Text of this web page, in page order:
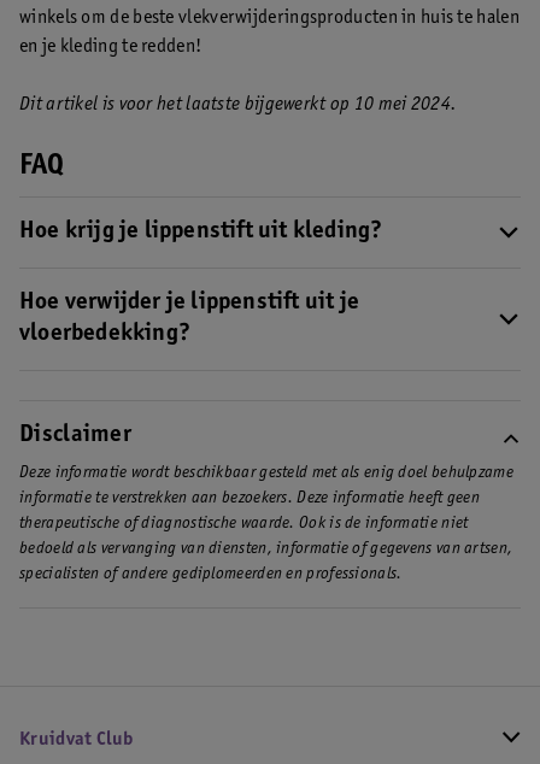
winkels om de beste vlekverwijderingsproducten in huis te halen
en je kleding te redden!
Dit artikel is voor het laatste bijgewerkt op 10 mei 2024.
FAQ
Hoe krijg je lippenstift uit kleding?
een vlekkenverwijderaar en daarna het kledingstuk te wassen in
de wasmachine. Hoe je deze precies gebruikt lees je op
Hoe verwijder je lippenstift uit je
vloerbedekking?
Bekledingreiniger
Disclaimer
Deze informatie wordt beschikbaar gesteld met als enig doel behulpzame
informatie te verstrekken aan bezoekers. Deze informatie heeft geen
therapeutische of diagnostische waarde. Ook is de informatie niet
bedoeld als vervanging van diensten, informatie of gegevens van artsen,
specialisten of andere gediplomeerden en professionals.
Kruidvat Club